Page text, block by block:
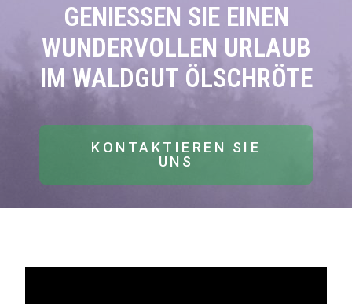
GENIESSEN SIE EINEN
WUNDERVOLLEN URLAUB
IM WALDGUT ÖLSCHRÖTE
KONTAKTIEREN SIE
UNS